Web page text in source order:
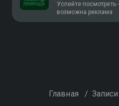
Успейте
возможна реклама
Главная /